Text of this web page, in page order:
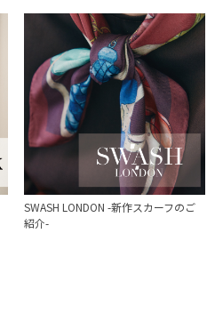
SWASH LONDON -新作スカーフのご
紹介-